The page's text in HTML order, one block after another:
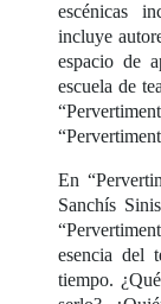
escénicas
incluye
espacio de
escuela de
En
Sanchís
esencia del
tiempo.